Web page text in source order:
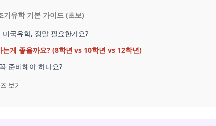
유학 기본 가이드 (초보)
미국유학, 정말 필요한가요?
는게 좋을까요? (8학년 vs 10학년 vs 12학년)
준비해야 하나요?
보기